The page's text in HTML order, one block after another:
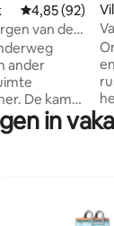
recensies
Gemiddelde
4,85 (92)
van de
ander
De kamer
is
in
in